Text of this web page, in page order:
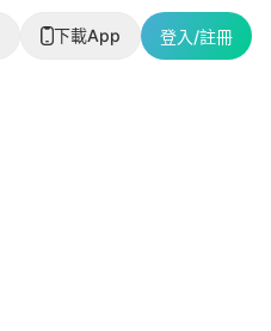
下載App 登入/註冊